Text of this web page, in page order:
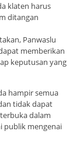
klaten harus
ditangan
Panwaslu
memberikan
keputusan yang
hampir semua
tidak dapat
dalam
publik mengenai